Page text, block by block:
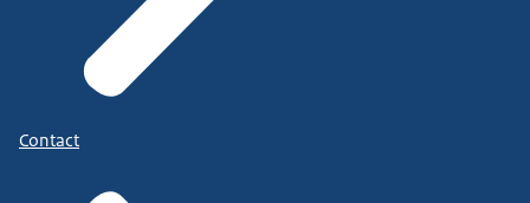
Contact